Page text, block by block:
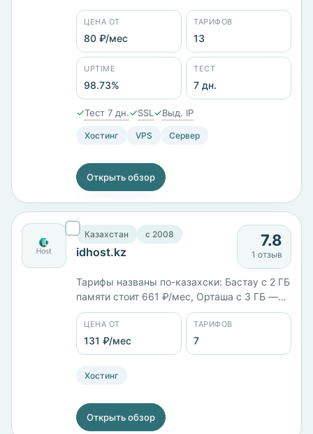
Юрлицо ООО «ИТК», работает с 2014 года.
Тринадцать тарифов от 80 ₽/мес: KVM-1 с 1
ГБ памяти стоит 990 ₽/мес, старший KVM-
12 с 64 ГБ и диском на 500 ГБ — 27 600 ₽/
мес. Панель ISPmanager, заявленный uptime
98,73%.
ЦЕНА ОТ
80 ₽/мес
ТАРИФОВ
13
UPTIME
98.73%
ТЕСТ
7 дн.
✓Тест 7 дн.✓SSL ✓Выд. IP
Хостинг VPS Сервер
Открыть обзор
Казахстан c 2008
idhost.kz
7.8
1 отзыв
Тарифы названы по-казахски: Бастау с 2 ГБ
памяти стоит 661 ₽/мес, Орташа с 3 ГБ —
1101 ₽/мес, Онтайлы с 4 ГБ — 1411 ₽/мес,
Улкен с 3 ядрами, 6 ГБ и диском на 100 ГБ
— 2116 ₽/мес. Площадки в Казахстане,
России и Беларуси, панель Plesk.
ЦЕНА ОТ
131 ₽/мес
ТАРИФОВ
7
Хостинг
Открыть обзор